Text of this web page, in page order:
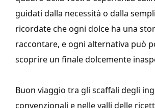
guidati dalla necessità o dalla
ricordate che ogni dolce ha una
raccontare, e ogni alternativa può
scoprire un finale dolcemente
Buon viaggio tra gli scaffali degli
convenzionali e nelle valli delle